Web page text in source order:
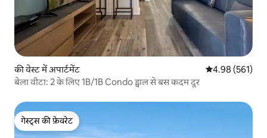
की वेस्ट में अपार्टमेंट औसत रेटिंग 5 में से
4.98 (561)
बेला वीटा: 2 के लिए 1B/1B Condo ड्वाल से बस कदम दूर
गेस्ट्स की फ़ेवरेट
गेस्ट्स की फ़ेवरेट